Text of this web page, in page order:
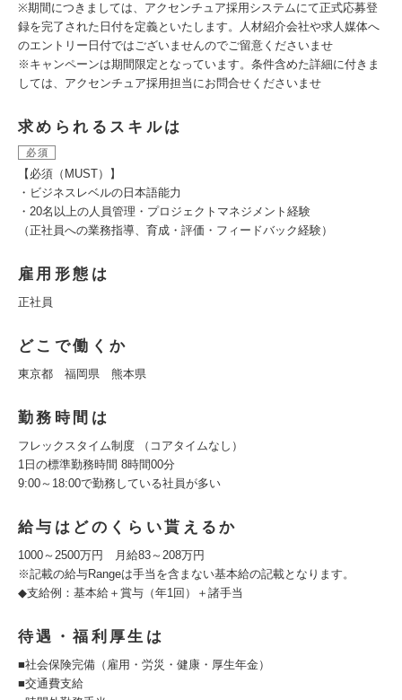
※期間につきましては、アクセンチュア採用システムにて正式応募登
録を完了された日付を定義といたします。人材紹介会社や求人媒体へ
のエントリー日付ではございませんのでご留意くださいませ
※キャンペーンは期間限定となっています。条件含めた詳細に付きま
しては、アクセンチュア採用担当にお問合せくださいませ
求められるスキルは
必須
【必須（MUST）】
・ビジネスレベルの日本語能力
・20名以上の人員管理・プロジェクトマネジメント経験
（正社員への業務指導、育成・評価・フィードバック経験）
雇用形態は
正社員
どこで働くか
東京都 福岡県 熊本県
勤務時間は
フレックスタイム制度 （コアタイムなし）
1日の標準勤務時間 8時間00分
9:00～18:00で勤務している社員が多い
給与はどのくらい貰えるか
1000～2500万円 月給83～208万円
※記載の給与Rangeは手当を含まない基本給の記載となります。
◆支給例：基本給＋賞与（年1回）＋諸手当
待遇・福利厚生は
■社会保険完備（雇用・労災・健康・厚生年金）
■交通費支給